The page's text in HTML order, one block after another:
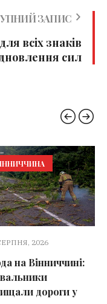
ЗАПИС
всіх знаків
сил
2026
на Вінниччині:
дороги у